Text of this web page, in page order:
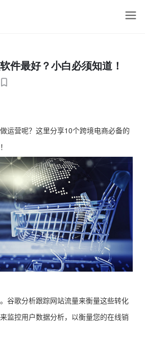
件最好？小白必须知道！
运营呢？这里分享10个跨境电商必备的
谷歌分析跟踪网站流量来衡量这些转化
监控用户数据分析，以衡量您的在线销